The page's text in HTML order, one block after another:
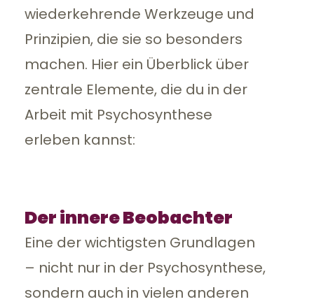
wiederkehrende Werkzeuge und
Prinzipien, die sie so besonders
machen. Hier ein Überblick über
zentrale Elemente, die du in der
Arbeit mit Psychosynthese
erleben kannst:
Der innere Beobachter
Eine der wichtigsten Grundlagen
– nicht nur in der Psychosynthese,
sondern auch in vielen anderen